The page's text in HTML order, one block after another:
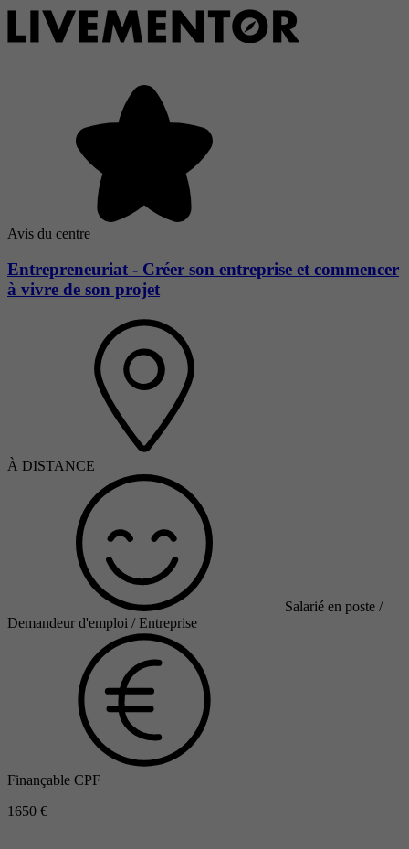
Avis du centre
Entrepreneuriat - Créer son entreprise et commencer
à vivre de son projet
À DISTANCE
Salarié en poste /
Demandeur d'emploi / Entreprise
Finançable CPF
1650 €